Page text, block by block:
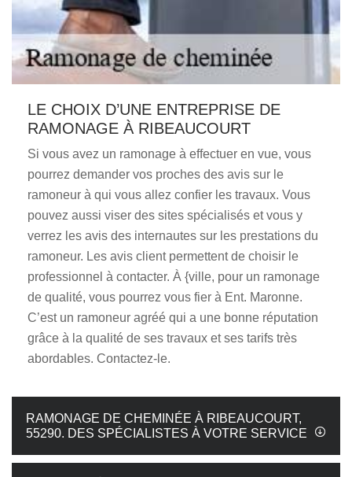
LE CHOIX D’UNE ENTREPRISE DE
RAMONAGE À RIBEAUCOURT
Si vous avez un ramonage à effectuer en vue, vous
pourrez demander vos proches des avis sur le
ramoneur à qui vous allez confier les travaux. Vous
pouvez aussi viser des sites spécialisés et vous y
verrez les avis des internautes sur les prestations du
ramoneur. Les avis client permettent de choisir le
professionnel à contacter. À {ville, pour un ramonage
de qualité, vous pourrez vous fier à Ent. Maronne.
C’est un ramoneur agréé qui a une bonne réputation
grâce à la qualité de ses travaux et ses tarifs très
abordables. Contactez-le.
RAMONAGE DE CHEMINÉE À RIBEAUCOURT,
55290. DES SPÉCIALISTES À VOTRE SERVICE